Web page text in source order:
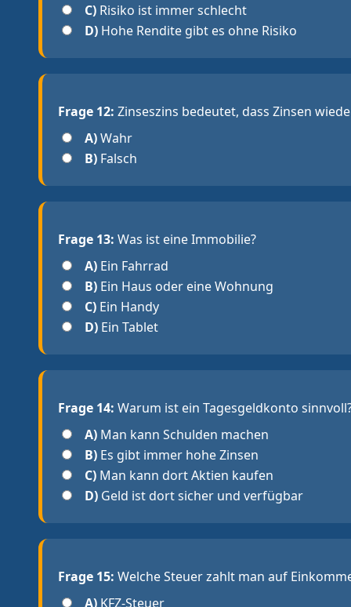
C) Risiko ist immer schlecht
D) Hohe Rendite gibt es ohne Risiko
Frage 12: Zinseszins bedeutet, dass Zinsen
A)Wahr
B) Falsch
Frage 13: Was ist eine Immobilie?
A) Ein Fahrrad
B) Ein Haus oder eine Wohnung
C) Ein Handy
D) Ein Tablet
Frage 14: Warum ist ein Tagesgeldkonto
A) Man kann Schulden machen
B) Es gibt immer hohe Zinsen
C) Man kann dort Aktien kaufen
D) Geld ist dort sicher und verfügbar
Frage 15: Welche Steuer zahlt man auf
A) KFZ-Steuer